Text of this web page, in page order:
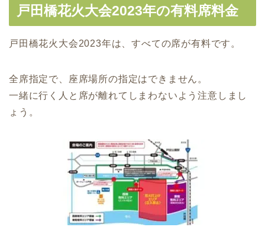
戸田橋花火大会2023年の有料席料金
戸田橋花火大会2023年は、すべての席が有料です。
全席指定で、座席場所の指定はできません。
一緒に行く人と席が離れてしまわないよう注意しまし
ょう。